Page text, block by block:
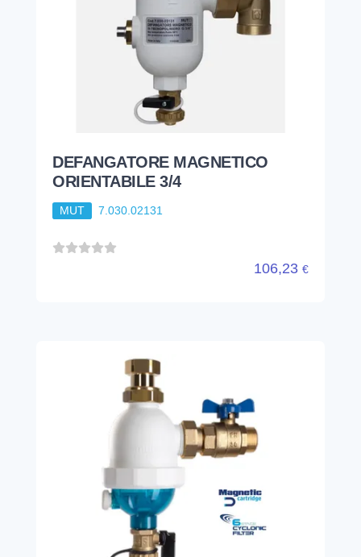
DEFANGATORE MAGNETICO
ORIENTABILE 3/4
MUT 7.030.02131
106,23 €